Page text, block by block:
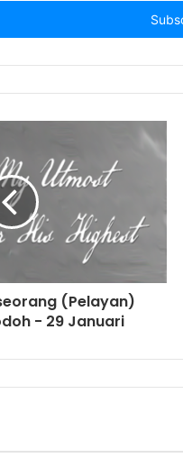
(Pelayan)
- 29 Januari